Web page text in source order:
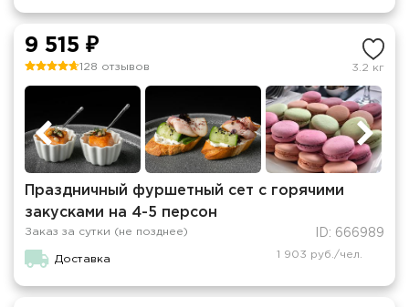
9 515 ₽
128 отзывов 3.2 кг
Праздничный фуршетный сет с горячими
закусками на 4-5 персон
Заказ за сутки (не позднее) ID: 666989
Доставка 1 903 руб./чел.